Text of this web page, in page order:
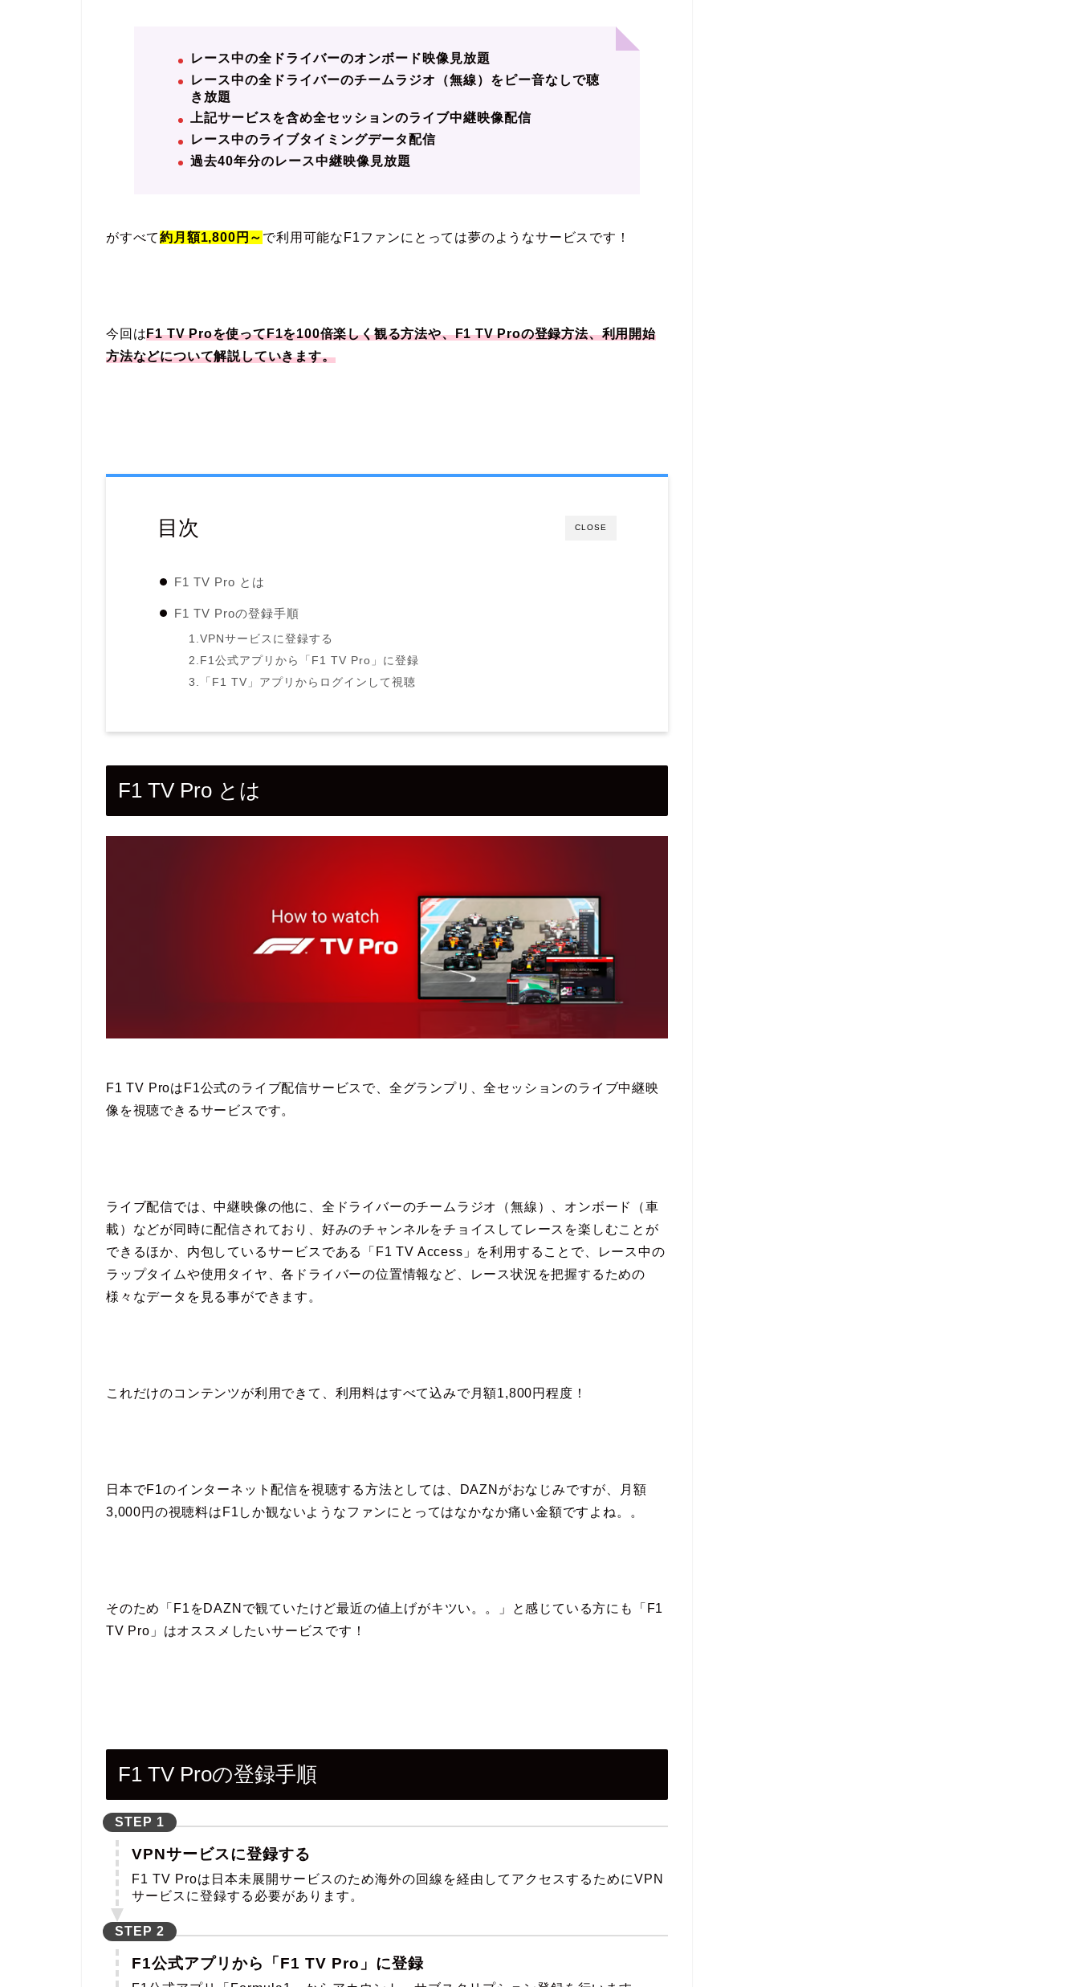
レース中の全ドライバーのオンボード映像見放題
レース中の全ドライバーのチームラジオ（無線）をピー音なしで聴
き放題
上記サービスを含め全セッションのライブ中継映像配信
レース中のライブタイミングデータ配信
過去40年分のレース中継映像見放題
がすべて約月額1,800円～ で利用可能なF1ファンにとっては夢のようなサービスです！
今回はF1 TV Proを使ってF1を100倍楽しく観る方法や、F1 TV Proの登録方法、利用開始
方法などについて解説していきます。
CLOSE
目次
F1 TV Pro とは
F1 TV Proの登録手順
1.VPNサービスに登録する
2.F1公式アプリから「F1 TV Pro」に登録
3.「F1 TV」アプリからログインして視聴
F1 TV Pro とは
F1 TV ProはF1公式のライブ配信サービスで、全グランプリ、全セッションのライブ中継映
像を視聴できるサービスです。
ライブ配信では、中継映像の他に、全ドライバーのチームラジオ（無線）、オンボード（車
載）などが同時に配信されており、好みのチャンネルをチョイスしてレースを楽しむことが
できるほか、内包しているサービスである「F1 TV Access」を利用することで、レース中の
ラップタイムや使用タイヤ、各ドライバーの位置情報など、レース状況を把握するための
様々なデータを見る事ができます。
これだけのコンテンツが利用できて、利用料はすべて込みで月額1,800円程度！
日本でF1のインターネット配信を視聴する方法としては、DAZNがおなじみですが、月額
3,000円の視聴料はF1しか観ないようなファンにとってはなかなか痛い金額ですよね。。
そのため「F1をDAZNで観ていたけど最近の値上げがキツい。。」と感じている方にも「F1
TV Pro」はオススメしたいサービスです！
F1 TV Proの登録手順
STEP
VPNサービスに登録する
F1 TV Proは日本未展開サービスのため海外の回線を経由してアクセスするためにVPN
サービスに登録する必要があります。
STEP
F1公式アプリから「F1 TV Pro」に登録